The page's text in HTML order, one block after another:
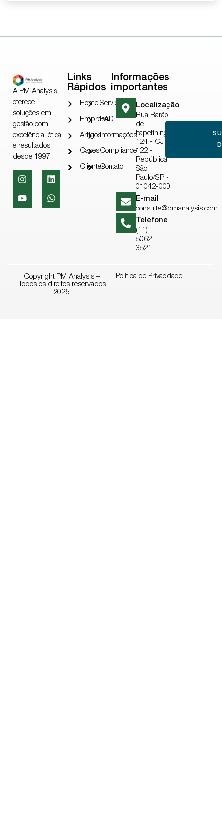
A PM Analysis
oferece
soluções em
gestão com
excelência, ética
e resultados
desde 1997.
Links
Rápidos
Home
Empresa
Artigos
Cases
Clientes
Serviços
EAD
Informações
Compliance
Contato
Informações
importantes
Localização
Rua Barão
de
Itapetininga,
124 - CJ
122 -
República
São
Paulo/SP -
01042-000
E-mail
consulte@pmanalysis.com
Telefone
(11)
5062-
3521
Copyright PM Analysis –
Todos os direitos reservados
2025.
Política de Privacidade